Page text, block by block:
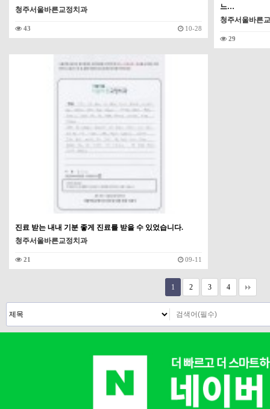
청주서울바른교정치과
43 10-28
느…
청주서울바른
29
진료 받는 내내 기분 좋게 진료를 받을 수 있었습니다.
청주서울바른교정치과
21 09-11
1 2 3 4